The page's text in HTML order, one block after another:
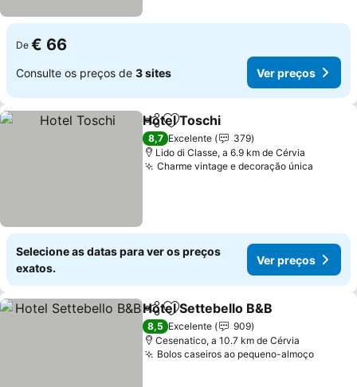
De € 66
Consulte os preços de 3 sites Ver preços
PartilharAdicionar aos favoritos
Hotel Toschi
8,7 Excelente
379
Lido di Classe, a 6.9 km de Cérvia
Charme vintage e decoração única
Selecione as datas para ver os preços
exatos.
Ver preços
PartilharAdicionar aos favoritos
Hotel Settebello B&B
8,5 Excelente
909
Cesenatico, a 10.7 km de Cérvia
Bolos caseiros ao pequeno-almoçoVer